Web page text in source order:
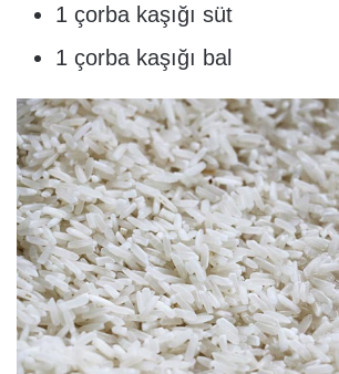
1 çorba kaşığı süt
1 çorba kaşığı bal